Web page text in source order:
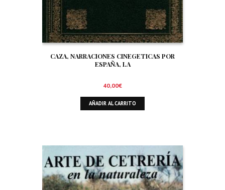
CAZA, NARRACIONES CINEGETICAS POR
ESPAÑA, LA
40,00€
AÑADIR AL CARRITO